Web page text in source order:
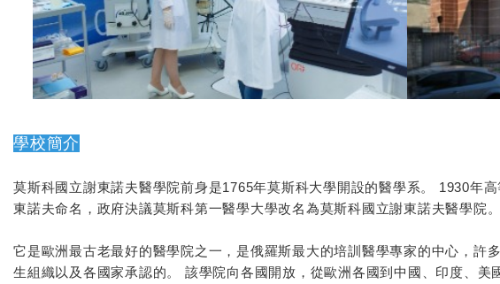
學校簡介
莫斯科國立謝東諾夫醫學院前身是1765年莫斯科大學開設的醫學系。 1930年
東諾夫命名，政府決議莫斯科第一醫學大學改名為莫斯科國立謝東諾夫醫學院。
它是歐洲最古老最好的醫學院之一，是俄羅斯最大的培訓醫學專家的中心，
生組織以及各國家承認的。 該學院向各國開放，從歐洲各國到中國、印度、